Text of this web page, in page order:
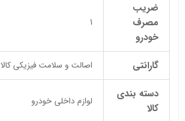
ضریب
مصرف
خودرو
1
گارانتی اصالت و سلامت فیزیکی کالا
دسته بندی
کالا
لوازم داخلی خودرو